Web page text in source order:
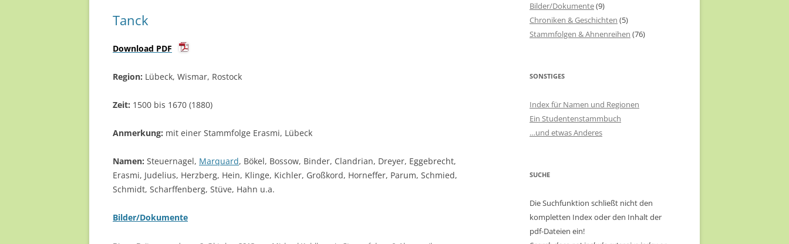
Tanck
Download PDF
Region: Lübeck, Wismar, Rostock
Zeit: 1500 bis 1670 (1880)
Anmerkung: mit einer Stammfolge Erasmi, Lübeck
Namen: Steuernagel, Marquard, Bökel, Bossow, Binder, Clandrian, Dreyer, Eggebrecht,
Erasmi, Judelius, Herzberg, Hein, Klinge, Kichler, Großkord, Horneffer, Parum, Schmied,
Schmidt, Scharffenberg, Stüve, Hahn u.a.
Bilder/Dokumente
Bilder/Dokumente(9)
Chroniken & Geschichten (5)
Stammfolgen & Ahnenreihen (76)
SONSTIGES
Index für Namen und Regionen
Ein Studentenstammbuch
…und etwas Anderes
SUCHE
Die Suchfunktion schließt nicht den
kompletten Index oder den Inhalt der
pdf-Dateien ein!